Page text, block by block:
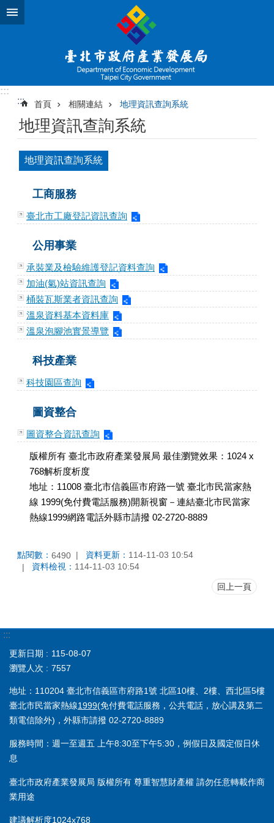
跳到主要內容區塊
:::
:::
首頁 相關連結 地理資訊查詢系統
地理資訊查詢系統
地理資訊查詢系統
工商服務
臺北市工廠登記資訊查詢
公用事業
承裝業及檢驗維護登記資料查詢
加油(氣)站資訊查詢
桶裝瓦斯業者資訊查詢
溫泉資料基本資料庫
溫泉泡腳池實景導覽
科技產業
科技園區查詢
圖資整合
圖資整合資訊查詢
版權所有 臺北市政府產業發展局 最佳瀏覽效果：1024 x
768解析度析度
地址：11008 臺北市信義區市府路一號 臺北市民當家熱
線 1999(免付費電話服務)開新視窗－連結臺北市民當家
熱線1999網路電話外縣市請撥 02-2720-8889
點閱數： 6490 資料更新： 114-11-03 10:54
資料檢視： 114-11-03 10:54
回上一頁
:::
更新日期
115-08-07
瀏覽人次
7557
地址：110204 臺北市信義區市府路1號 北區10樓、2樓、西北區5樓
臺北市民當家熱線1999(免付費電話服務，公共電話，放心講及第二
類電信除外)，外縣市請撥 02-2720-8889
服務時間：週一至週五 上午8:30至下午5:30，例假日及國定假日休
息
臺北市政府產業發展局 版權所有 尊重智慧財產權 請勿任意轉載作商
業用途
建議解析度1024x768